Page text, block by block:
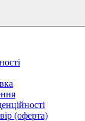
(оферта)